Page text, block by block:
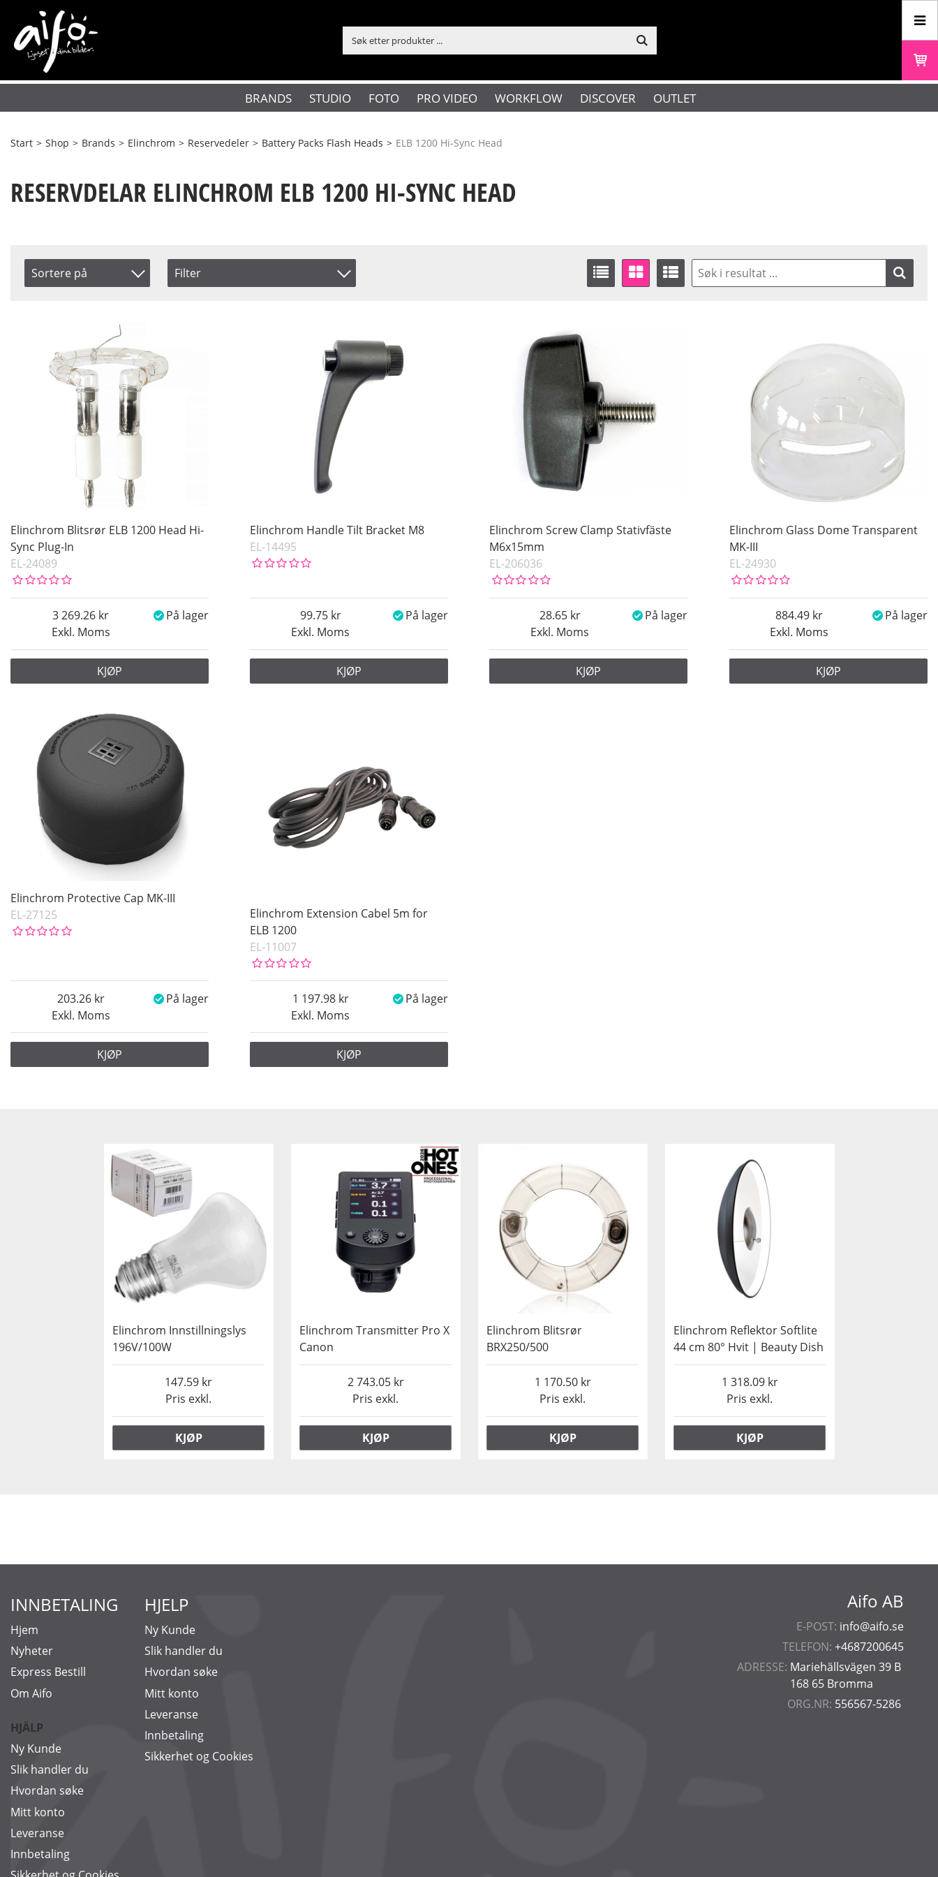
BRANDS STUDIO FOTO PRO VIDEO WORKFLOW DISCOVER OUTLET
Start > Shop > Brands > Elinchrom > Reservedeler > Battery Packs Flash Heads > ELB 1200 Hi-Sync Head
RESERVDELAR ELINCHROM ELB 1200 HI-SYNC HEAD
Sortere på Filter
Elinchrom Blitsrør ELB 1200 Head Hi-
Sync Plug-In
EL-24089
Exkl. Moms
3 269.26 På lager
KJØP
Elinchrom Handle Tilt Bracket M8
EL-14495
Exkl. Moms
99.75 På lager
KJØP
Elinchrom Screw Clamp Stativfäste
M6x15mm
EL-206036
Exkl. Moms
28.65 På lager
KJØP
Elinchrom Glass Dome Transparent
MK-III
EL-24930
Exkl. Moms
884.49 På lager
KJØP
Elinchrom Protective Cap MK-III
EL-27125
Exkl. Moms
203.26 På lager
KJØP
Elinchrom Extension Cabel 5m for
ELB 1200
EL-11007
Exkl. Moms
1 197.98 På lager
KJØP
Elinchrom Innstillningslys
196V/100W
Pris exkl.
147.59
KJØP
Elinchrom Transmitter Pro X
Canon
Pris exkl.
2 743.05
KJØP
Elinchrom Blitsrør
BRX250/500
Pris exkl.
1 170.50
KJØP
Elinchrom Reflektor Softlite
44 cm 80° Hvit | Beauty Dish
Pris exkl.
1 318.09
KJØP
Aifo AB
E-POST: info@aifo.se
TELEFON: +4687200645
ADRESSE: Mariehällsvägen 39 B
168 65 Bromma
ORG.NR: 556567-5286
INNBETALING
Hjem
Nyheter
Express Bestill
Om Aifo
HJÄLP
Ny Kunde
Slik handler du
Hvordan søke
Mitt konto
Leveranse
Innbetaling
HJELP
Ny Kunde
Slik handler du
Hvordan søke
Mitt konto
Leveranse
Innbetaling
Sikkerhet og Cookies